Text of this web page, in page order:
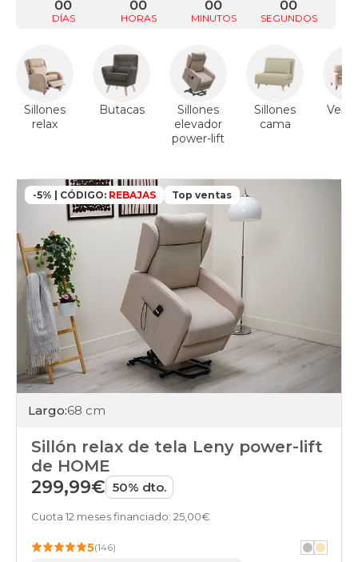
DÍAS
00
HORAS
00
MINUTOS
00
SEGUNDOS
00
Sillones
relax
Butacas
Sillones
elevador
power-lift
Sillones
cama
Ver
-5% | CÓDIGO: REBAJAS Top ventas
Largo:68 cm
Sillón relax de tela Leny power-lift
de HOME
299,99€ 50% dto.
Cuota 12 meses financiado: 25,00€
5(146)